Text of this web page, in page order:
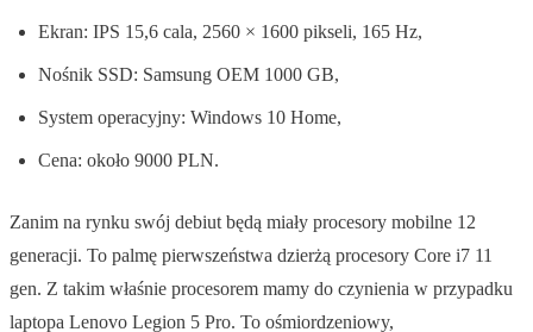
Ekran: IPS 15,6 cala, 2560 × 1600 pikseli, 165 Hz,
Nośnik SSD: Samsung OEM 1000 GB,
System operacyjny: Windows 10 Home,
Cena: około 9000 PLN.
Zanim na rynku swój debiut będą miały procesory mobilne 12
generacji. To palmę pierwszeństwa dzierżą procesory Core i7 11
gen. Z takim właśnie procesorem mamy do czynienia w przypadku
laptopa Lenovo Legion 5 Pro. To ośmiordzeniowy,